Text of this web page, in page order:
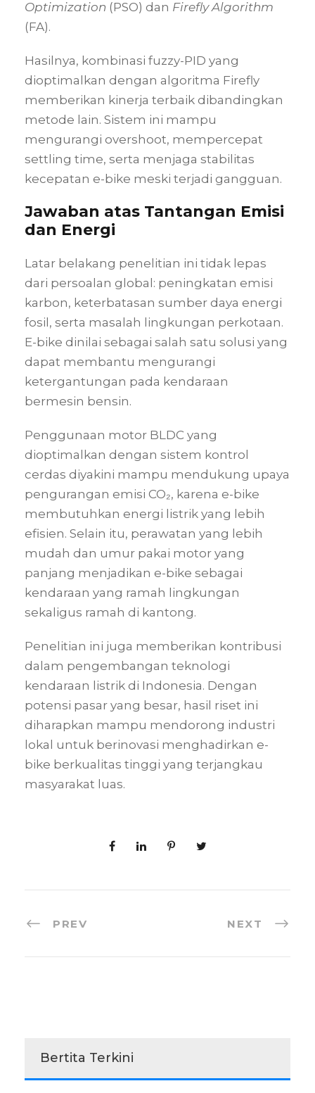
Optimization (PSO) dan Firefly Algorithm
(FA).
Hasilnya, kombinasi fuzzy-PID yang
dioptimalkan dengan algoritma Firefly
memberikan kinerja terbaik dibandingkan
metode lain. Sistem ini mampu
mengurangi overshoot, mempercepat
settling time, serta menjaga stabilitas
kecepatan e-bike meski terjadi gangguan.
Jawaban atas Tantangan Emisi
dan Energi
Latar belakang penelitian ini tidak lepas
dari persoalan global: peningkatan emisi
karbon, keterbatasan sumber daya energi
fosil, serta masalah lingkungan perkotaan.
E-bike dinilai sebagai salah satu solusi yang
dapat membantu mengurangi
ketergantungan pada kendaraan
bermesin bensin.
Penggunaan motor BLDC yang
dioptimalkan dengan sistem kontrol
cerdas diyakini mampu mendukung upaya
pengurangan emisi CO₂, karena e-bike
membutuhkan energi listrik yang lebih
efisien. Selain itu, perawatan yang lebih
mudah dan umur pakai motor yang
panjang menjadikan e-bike sebagai
kendaraan yang ramah lingkungan
sekaligus ramah di kantong.
Penelitian ini juga memberikan kontribusi
dalam pengembangan teknologi
kendaraan listrik di Indonesia. Dengan
potensi pasar yang besar, hasil riset ini
diharapkan mampu mendorong industri
lokal untuk berinovasi menghadirkan e-
bike berkualitas tinggi yang terjangkau
masyarakat luas.
PREV NEXT
Bertita Terkini